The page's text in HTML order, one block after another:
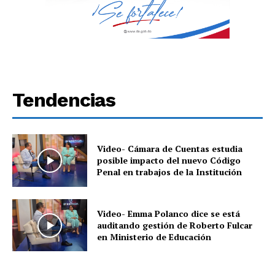
Tendencias
Video- Cámara de Cuentas estudia
posible impacto del nuevo Código
Penal en trabajos de la Institución
Video- Emma Polanco dice se está
auditando gestión de Roberto Fulcar
en Ministerio de Educación